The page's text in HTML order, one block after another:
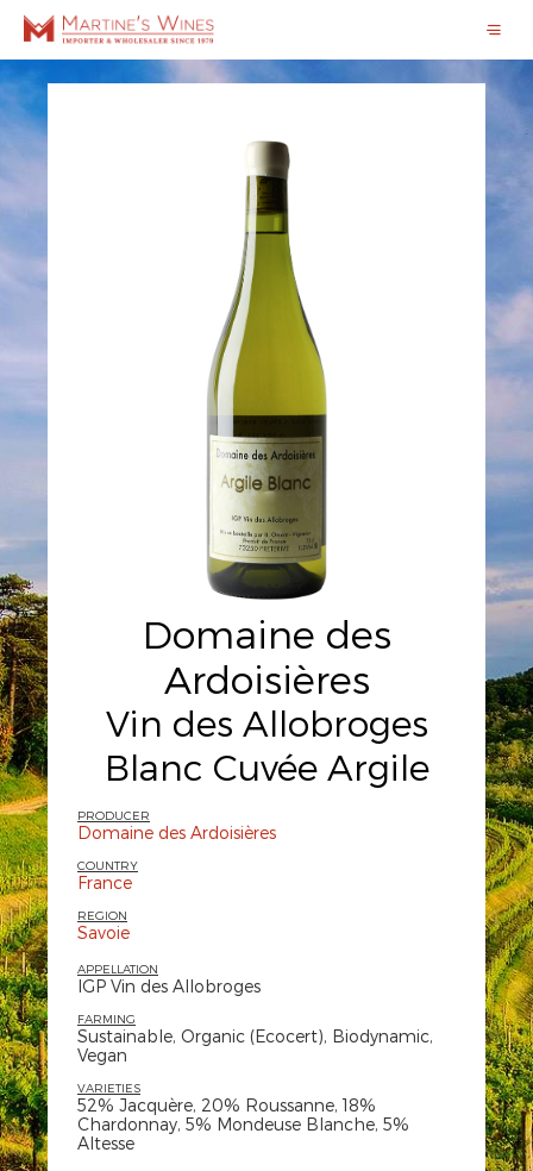
Domaine des
Ardoisières
Vin des Allobroges
Blanc Cuvée Argile
PRODUCER
Domaine des Ardoisières
COUNTRY
France
REGION
Savoie
APPELLATION
IGP Vin des Allobroges
FARMING
Sustainable, Organic (Ecocert), Biodynamic,
Vegan
VARIETIES
52% Jacquère, 20% Roussanne, 18%
Chardonnay, 5% Mondeuse Blanche, 5%
Altesse